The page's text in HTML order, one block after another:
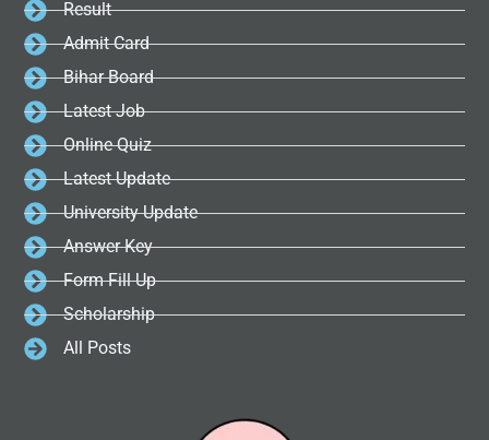
Result
Admit Card
Bihar Board
Latest Job
Online Quiz
Latest Update
University Update
Answer Key
Form Fill Up
Scholarship
All Posts